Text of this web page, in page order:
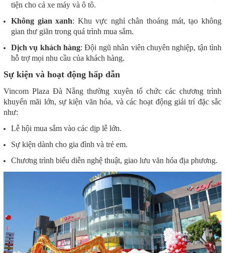
tiện cho cả xe máy và ô tô.
Không gian xanh: Khu vực nghỉ chân thoáng mát, tạo không
gian thư giãn trong quá trình mua sắm.
Dịch vụ khách hàng: Đội ngũ nhân viên chuyên nghiệp, tận tình
hỗ trợ mọi nhu cầu của khách hàng.
Sự kiện và hoạt động hấp dẫn
Vincom Plaza Đà Nẵng thường xuyên tổ chức các chương trình
khuyến mãi lớn, sự kiện văn hóa, và các hoạt động giải trí đặc sắc
như:
Lễ hội mua sắm vào các dịp lễ lớn.
Sự kiện dành cho gia đình và trẻ em.
Chương trình biểu diễn nghệ thuật, giao lưu văn hóa địa phương.